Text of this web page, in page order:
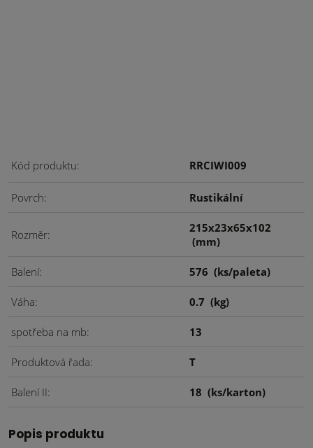
Kód produktu RRCIWI009
Povrch Rustikální
Rozměr
215x23x65x102
(mm)
Balení 576 (ks/paleta)
Váha 0.7 (kg)
spotřeba na mb 13
Produktová řada T
Balení II 18 (ks/karton)
Popis produktu